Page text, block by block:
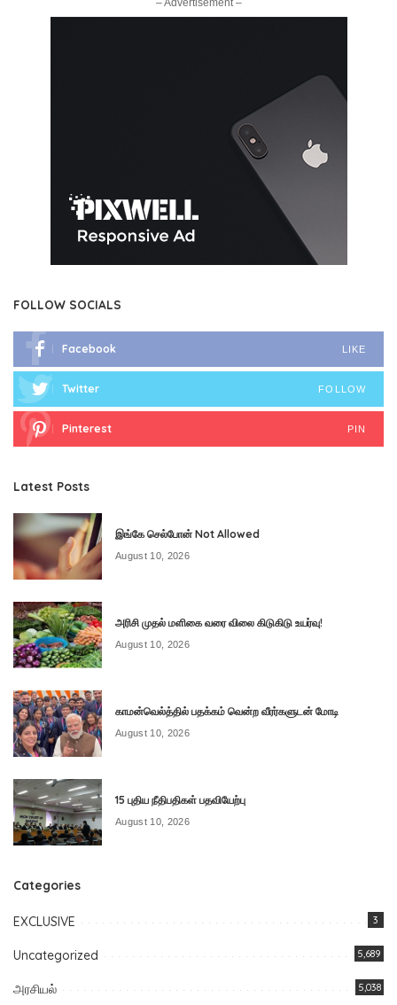
FOLLOW SOCIALS
Facebook LIKE
Twitter FOLLOW
Pinterest PIN
Latest Posts
இங்கே செல்போன் Not Allowed
August 10, 2026
அரிசி முதல் மளிகை வரை விலை கிடுகிடு உயர்வு!
August 10, 2026
காமன்வெல்த்தில் பதக்கம் வென்ற வீரர்களுடன் மோடி
August 10, 2026
15 புதிய நீதிபதிகள் பதவியேற்பு
August 10, 2026
Categories
EXCLUSIVE 3
Uncategorized 5,689
அரசியல் 5,038